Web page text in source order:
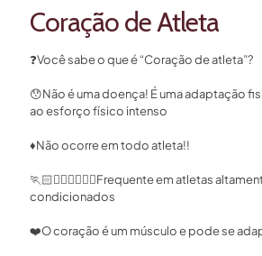
Coração de Atleta
❓Você sabe o que é “Coração de atleta”?⁣
😯Não é uma doença! É uma adaptação
ao esforço físico intenso⁣
♦️Não ocorre em todo atleta!! ⁣
🏃🏻🚴🏻‍♂️🏊🏻‍♂️Frequente em atletas
condicionados⁣
❤️O coração é um músculo e pode se